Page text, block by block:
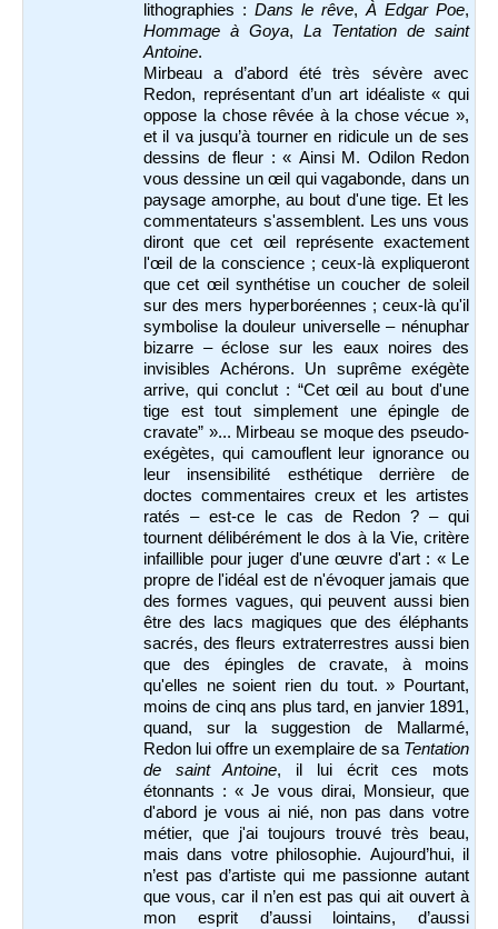
lithographies : Dans le rêve,À Edgar Poe,
Hommage à Goya, La
Tentation de saint
Antoine.
Mirbeau a d’abord été très sévère avec
Redon, représentant d’un art idéaliste « qui
oppose la chose rêvée à la chose vécue »,
et il va jusqu’à tourner en ridicule un de ses
dessins de fleur : « Ainsi M. Odilon Redon
vous dessine un œil qui vagabonde, dans un
paysage amorphe, au bout d'une tige. Et les
commentateurs s'assemblent. Les uns vous
diront que cet œil représente exactement
l'œil de la conscience ; ceux-là expliqueront
que cet œil synthétise un coucher de soleil
sur des mers hyperboréennes ; ceux-là qu'il
symbolise la douleur universelle – nénuphar
bizarre – éclose sur les eaux noires des
invisibles Achérons. Un suprême exégète
arrive, qui conclut : “Cet œil au bout d'une
tige est tout simplement une épingle de
cravate” »... Mirbeau se moque des pseudo-
exégètes, qui camouflent leur ignorance ou
leur insensibilité esthétique derrière de
doctes commentaires creux et les artistes
ratés – est-ce le cas de Redon ? – qui
tournent délibérément le dos à la Vie, critère
infaillible pour juger d'une œuvre d'art : « Le
propre de l'idéal est de n'évoquer jamais que
des formes vagues, qui peuvent aussi bien
être des lacs magiques que des éléphants
sacrés, des fleurs extraterrestres aussi bien
que des épingles de cravate, à moins
qu'elles ne soient rien du tout. » Pourtant,
moins de cinq ans plus tard, en janvier 1891,
quand, sur la suggestion de Mallarmé,
Redon lui offre un exemplaire de sa Tentation
de saint Antoine, il lui écrit ces mots
étonnants : « Je vous dirai, Monsieur, que
d'abord je vous ai nié, non pas dans votre
métier, que j'ai toujours trouvé très beau,
mais dans votre philosophie. Aujourd’hui, il
n’est pas d’artiste qui me passionne autant
que vous, car il n’en est pas qui ait ouvert à
mon esprit d’aussi lointains, d’aussi